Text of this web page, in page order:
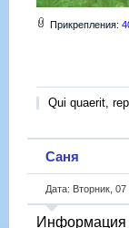
Прикрепления:
Qui quaerit,
Саня
Дата: Вторник,
Информация